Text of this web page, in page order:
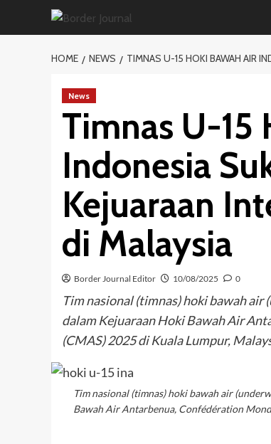
HOME NEWS TIMNAS U-15 HOKI BAWAH AIR
News
Timnas U-15
Indonesia
Kejuaraan
di Malaysia
Border Journal Editor 10/08/2025 0
Tim nasional (timnas) hoki bawah
dalam Kejuaraan Hoki Bawah Air
(CMAS) 2025 di Kuala Lumpur,
Tim nasional (timnas) hoki bawah air
Bawah Air Antarbenua, Confédération